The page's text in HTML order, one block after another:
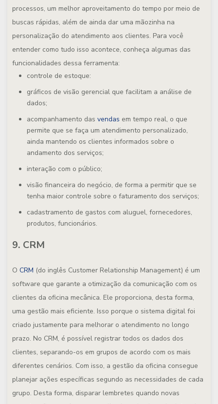
processos, um melhor aproveitamento do tempo por meio de
buscas rápidas, além de ainda dar uma mãozinha na
personalização do atendimento aos clientes. Para você
entender como tudo isso acontece, conheça algumas das
funcionalidades dessa ferramenta:
controle de estoque:
gráficos de visão gerencial que facilitam a análise de
dados;
acompanhamento das vendas em tempo real, o que
permite que se faça um atendimento personalizado,
ainda mantendo os clientes informados sobre o
andamento dos serviços;
interação com o público;
visão financeira do negócio, de forma a permitir que se
tenha maior controle sobre o faturamento dos serviços;
cadastramento de gastos com aluguel, fornecedores,
produtos, funcionários.
9. CRM
O CRM (do inglês Customer Relationship Management) é um
software que garante a otimização da comunicação com os
clientes da oficina mecânica. Ele proporciona, desta forma,
uma gestão mais eficiente. Isso porque o sistema digital foi
criado justamente para melhorar o atendimento no longo
prazo. No CRM, é possível registrar todos os dados dos
clientes, separando-os em grupos de acordo com os mais
diferentes cenários. Com isso, a gestão da oficina consegue
planejar ações específicas segundo as necessidades de cada
grupo. Desta forma, disparar lembretes quando novas